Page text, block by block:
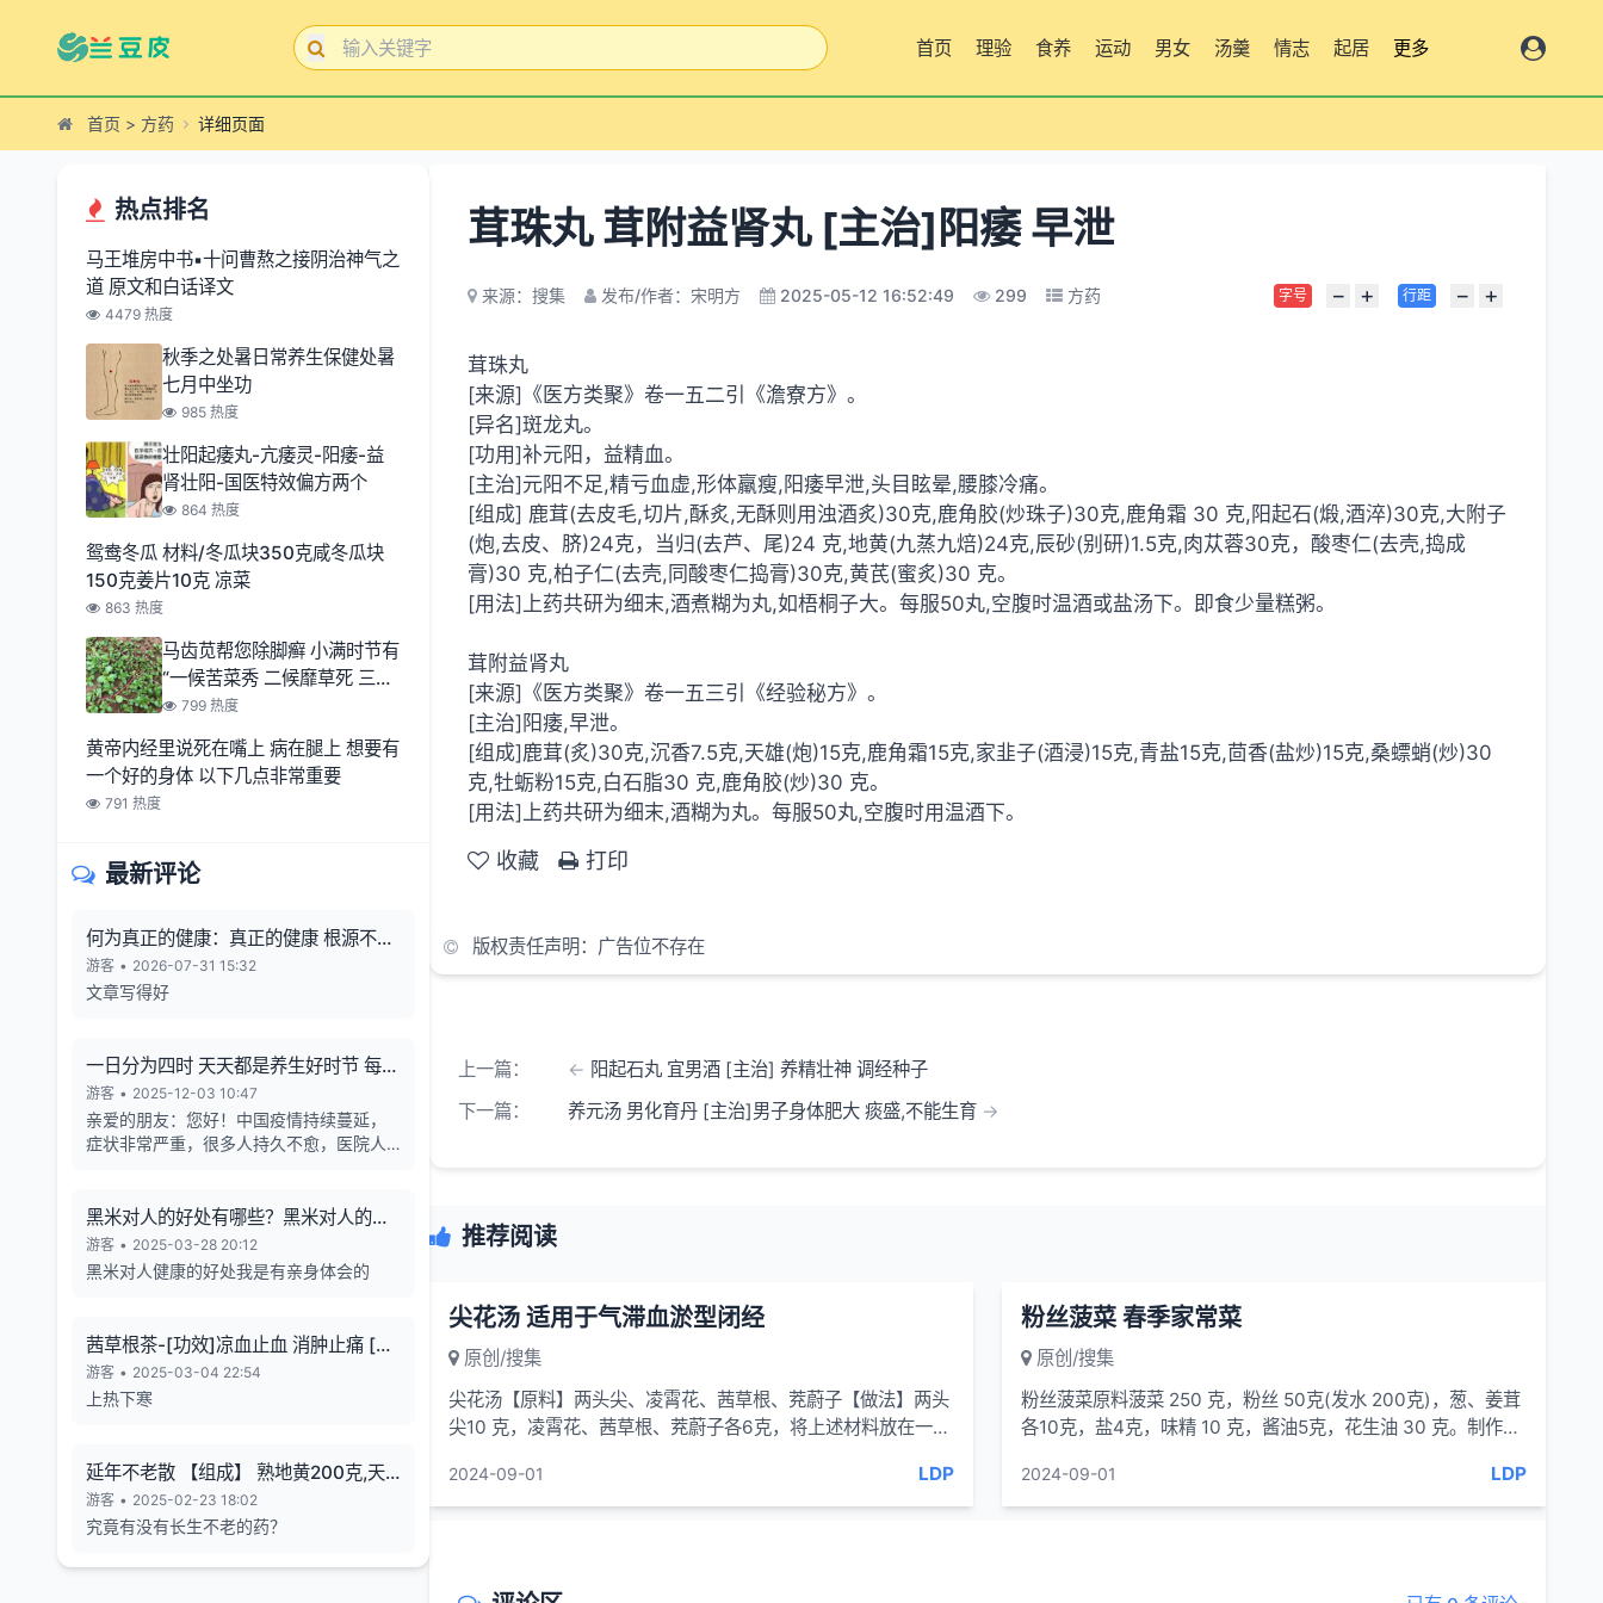
首页 理验 食养 运动 男女 汤羹 情志 起居 更多
首页 > 方药 详细页面
热点排名
马王堆房中书▪十问曹熬之接阴治神气之
道 原文和白话译文
4479 热度
秋季之处暑日常养生保健处暑
七月中坐功
985 热度
壮阳起痿丸-亢痿灵-阳痿-益
肾壮阳-国医特效偏方两个
864 热度
鸳鸯冬瓜 材料/冬瓜块350克咸冬瓜块
150克姜片10克 凉菜
863 热度
马齿苋帮您除脚癣 小满时节有
“一候苦菜秀 二候靡草死 三候
麦秋至
799 热度
黄帝内经里说死在嘴上 病在腿上 想要有
一个好的身体 以下几点非常重要
791 热度
最新评论
何为真正的健康：真正的健康 根源不在
向外寻觅
游客 • 2026-07-31 15:32
文章写得好
一日分为四时 天天都是养生好时节 每一
天的养生也有4个最关键的时段
游客 • 2025-12-03 10:47
亲爱的朋友：您好！中国疫情持续蔓延，
症状非常严重，很多人持久不愈，医院人
气异象频发。古今中外的预言也说了这几
年人类有大灾难，如刘伯温在预言中说 "贫
者一万留一千，富者一万留二三”,“贫富若
不回心转，看看死期到眼前”, 预言中也告诉
躲过末劫中的劫难，有个美好的未来，请
您务必打开下方网址认真了解，内有躲避
瘟疫保平安的方法。网址1：
bitly.net/55dd55 网址2：
黑米对人的好处有哪些？黑米对人的长
寿有帮助
游客 • 2025-03-28 20:12
黑米对人健康的好处我是有亲身体会的
茜草根茶-[功效]凉血止血 消肿止痛 [治
疗] 小儿流行性腮腺炎-一味妙方
游客 • 2025-03-04 22:54
上热下寒
延年不老散 【组成】 熟地黄200克,天
冬180克 五味子60 克
游客 • 2025-02-23 18:02
究竟有没有长生不老的药？
茸珠丸 茸附益肾丸 [主治]阳痿 早泄
来源：搜集 发布/作者：宋明方 2025-05-12 16:52:49 299 方药 字号 − + 行距 − +
茸珠丸
[来源]《医方类聚》卷一五二引《澹寮方》。
[异名]斑龙丸。
[功用]补元阳，益精血。
[主治]元阳不足,精亏血虚,形体羸瘦,阳痿早泄,头目眩晕,腰膝冷痛。
[组成] 鹿茸(去皮毛,切片,酥炙,无酥则用浊酒炙)30克,鹿角胶(炒珠子)30克,鹿角霜 30 克,阳起石(煅,酒淬)30克,大附子
(炮,去皮、脐)24克，当归(去芦、尾)24 克,地黄(九蒸九焙)24克,辰砂(别研)1.5克,肉苁蓉30克，酸枣仁(去壳,捣成
膏)30 克,柏子仁(去壳,同酸枣仁捣膏)30克,黄芪(蜜炙)30 克。
[用法]上药共研为细末,酒煮糊为丸,如梧桐子大。每服50丸,空腹时温酒或盐汤下。即食少量糕粥。
茸附益肾丸
[来源]《医方类聚》卷一五三引《经验秘方》。
[主治]阳痿,早泄。
[组成]鹿茸(炙)30克,沉香7.5克,天雄(炮)15克,鹿角霜15克,家韭子(酒浸)15克,青盐15克,茴香(盐炒)15克,桑螵蛸(炒)30
克,牡蛎粉15克,白石脂30 克,鹿角胶(炒)30 克。
[用法]上药共研为细末,酒糊为丸。每服50丸,空腹时用温酒下。
收藏 打印
版权责任声明：广告位不存在
上一篇：
阳起石丸 宜男酒 [主治] 养精壮神 调经种子
下一篇：
养元汤 男化育丹 [主治]男子身体肥大 痰盛,不能生育
推荐阅读
尖花汤 适用于气滞血淤型闭经
原创/搜集
尖花汤【原料】两头尖、凌霄花、茜草根、茺蔚子【做法】两头
尖10 克，凌霄花、茜草根、茺蔚子各6克，将上述材料放在一
2024-09-01 LDP
粉丝菠菜 春季家常菜
原创/搜集
粉丝菠菜原料菠菜 250 克，粉丝 50克(发水 200克)，葱、姜茸
各10克，盐4克，味精 10 克，酱油5克，花生油 30 克。制作
2024-09-01 LDP